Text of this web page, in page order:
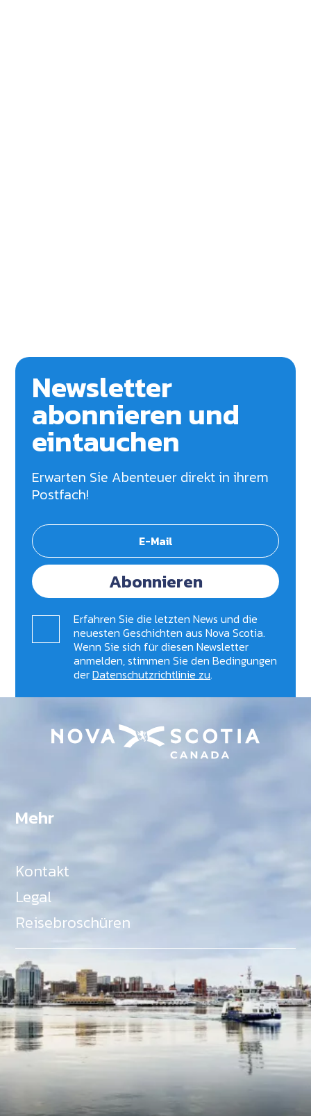
Newsletter
abonnieren und
eintauchen
Erwarten Sie Abenteuer direkt in ihrem
Postfach!
Abonnieren
Erfahren Sie die letzten News und die
neuesten Geschichten aus Nova Scotia.
Wenn Sie sich für diesen Newsletter
anmelden, stimmen Sie den Bedingungen
derDatenschutzrichtlinie zu.
Mehr
Kontakt
Legal
Reisebroschüren
Als Teil des Ministeriums für Gemeinden, Kultur,
Tourismus und Kulturerbe, setzt sich Tourism Nova
Scotia aktiv für die Förderung von
Gleichberechtigung, Vielfalt, Inklusion und
Barrierefreiheit in ganz Nova Scotia ein und
unterstützt Partner, die dieses Engagement teilen.
Nova Scotia, Kanada, befindet sich in Mi'kma'ki, dem
angestammten Gebiet der Mi'kmaq - ein Gebiet